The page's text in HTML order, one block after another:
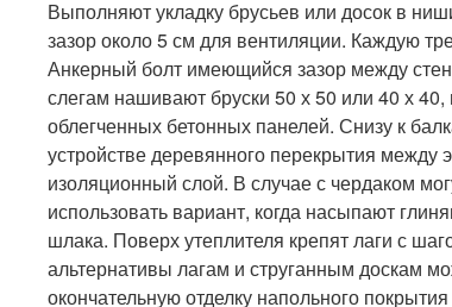
Выполняют укладку брусьев или досок в
зазор около 5 см для вентиляции. Каждую
Анкерный болт имеющийся зазор между
слегам нашивают бруски 50 х 50 или 40 х
облегченных бетонных панелей. Снизу к
устройстве деревянного перекрытия
изоляционный слой. В случае с чердаком
использовать вариант, когда насыпают
шлака. Поверх утеплителя крепят лаги с
альтернативы лагам и струганным доскам
окончательную отделку напольного